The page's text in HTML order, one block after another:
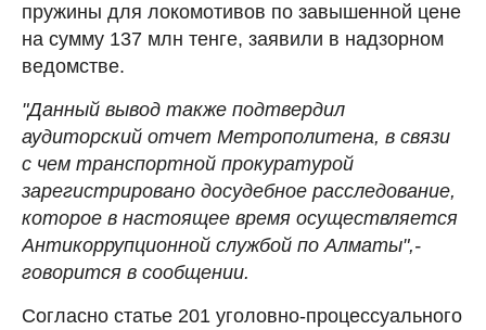
пружины для локомотивов по завышенной цене
на сумму 137 млн тенге, заявили в надзорном
ведомстве.
"Данный вывод также подтвердил
аудиторский отчет Метрополитена, в связи
с чем транспортной прокуратурой
зарегистрировано досудебное расследование,
которое в настоящее время осуществляется
Антикоррупционной службой по Алматы",-
говорится в сообщении.
Согласно статье 201 уголовно-процессуального